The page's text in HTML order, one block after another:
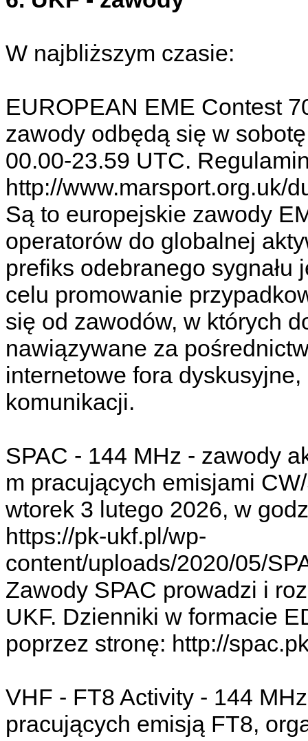
W najbliższym czasie:
EUROPEAN EME Contest
zawody odbędą się w
00.00-23.59 UTC.
http://www.marsport.org.uk/
Są to europejskie zawody
operatorów do globalnej
prefiks odebranego
celu promowanie
się od zawodów, w których
nawiązywane za
internetowe fora
komunikacji.
SPAC - 144 MHz - zawody
m pracujących emisjami
wtorek 3 lutego 2026, w
https://pk-ukf.pl/wp-
content/uploads/2020/05/
Zawody SPAC prowadzi i
UKF. Dzienniki w formacie
poprzez stronę: http://
VHF - FT8 Activity - 144
pracujących emisją FT8,